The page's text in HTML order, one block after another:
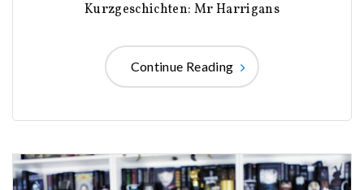
Kurzgeschichten: Mr Harrigans
Continue Reading